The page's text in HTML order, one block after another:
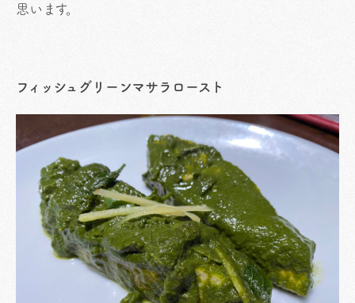
思います。
フィッシュグリーンマサラロースト